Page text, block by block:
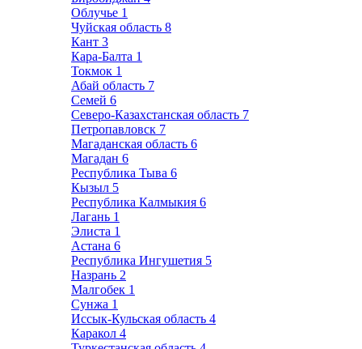
Облучье 1
Чуйская область 8
Кант 3
Кара-Балта 1
Токмок 1
Абай область 7
Семей 6
Северо-Казахстанская область 7
Петропавловск 7
Магаданская область 6
Магадан 6
Республика Тыва 6
Кызыл 5
Республика Калмыкия 6
Лагань 1
Элиста 1
Астана 6
Республика Ингушетия 5
Назрань 2
Малгобек 1
Сунжа 1
Иссык-Кульская область 4
Каракол 4